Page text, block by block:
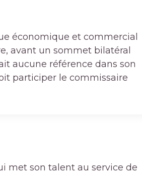
économique et commercial
avant un sommet bilatéral
aucune référence dans son
participer le commissaire
met son talent au service de